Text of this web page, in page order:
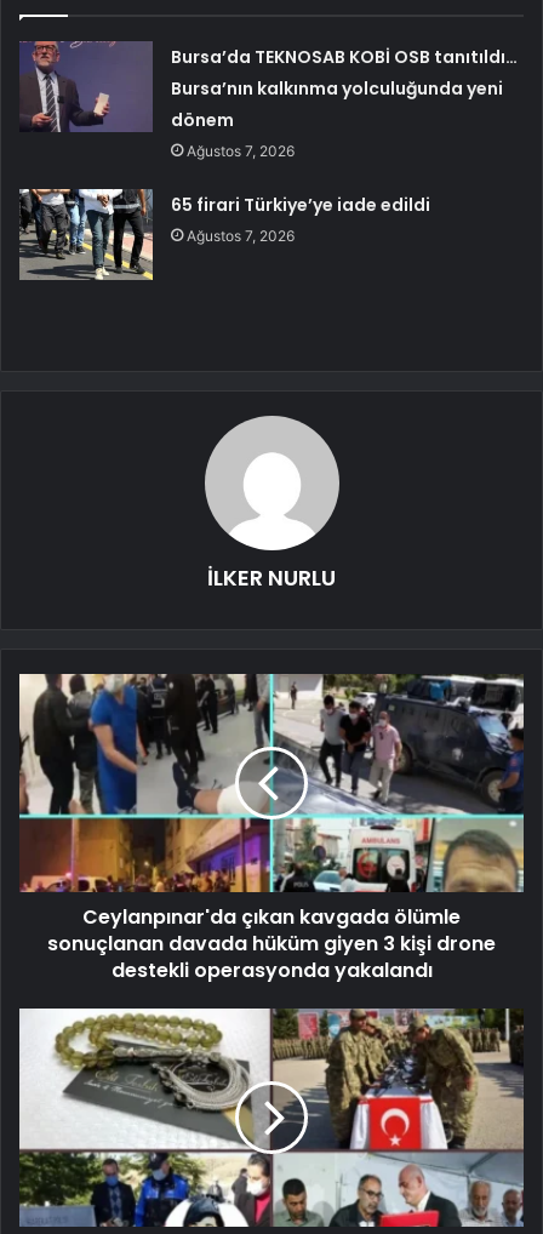
Bursa’da TEKNOSAB KOBİ OSB tanıtıldı…
Bursa’nın kalkınma yolculuğunda yeni
dönem
Ağustos 7, 2026
65 firari Türkiye’ye iade edildi
Ağustos 7, 2026
İLKER NURLU
Ceylanpınar'da çıkan kavgada ölümle
sonuçlanan davada hüküm giyen 3 kişi drone
destekli operasyonda yakalandı